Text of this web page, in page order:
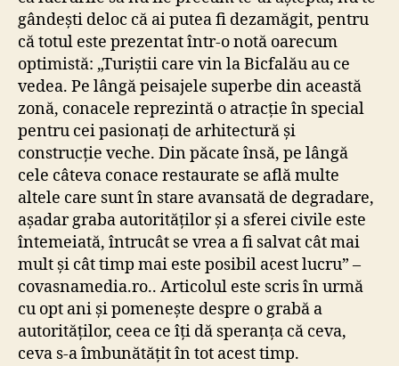
gândești deloc că ai putea fi dezamăgit, pentru
că totul este prezentat într-o notă oarecum
optimistă: „Turiștii care vin la Bicfalău au ce
vedea. Pe lângă peisajele superbe din această
zonă, conacele reprezintă o atracție în special
pentru cei pasionați de arhitectură și
construcție veche. Din păcate însă, pe lângă
cele câteva conace restaurate se află multe
altele care sunt în stare avansată de degradare,
așadar graba autorităților și a sferei civile este
întemeiată, întrucât se vrea a fi salvat cât mai
mult și cât timp mai este posibil acest lucru” –
covasnamedia.ro.. Articolul este scris în urmă
cu opt ani și pomenește despre o grabă a
autorităților, ceea ce îți dă speranța că ceva,
ceva s-a îmbunătățit în tot acest timp.